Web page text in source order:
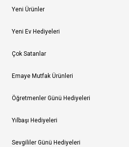
Yeni Ürünler
Yeni Ev Hediyeleri
Çok Satanlar
Emaye Mutfak Ürünleri
Öğretmenler Günü Hediyeleri
Yılbaşı Hediyeleri
Sevgililer Günü Hediyeleri